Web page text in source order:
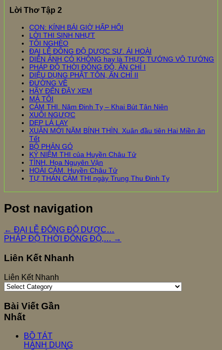
Lời Thơ Tập 2
CON: KÍNH BÁI GIỜ HẤP HỐI
LỜI THI SINH NHỰT
TÔI NGHÈO
ĐẠI LỄ ĐÔNG ĐỘ DƯỢC SƯ. ÁI HOÀI
DIỄN ẢNH CÓ KHÔNG hay là THỰC TƯỚNG VÔ TƯỚNG
PHÁP ĐỘ THỜI ĐÔNG ĐỘ, ẤN CHỈ I
DIỆU DỤNG PHẬT TÔN, ẤN CHỈ II
ĐƯỜNG VỀ
HÃY ĐẾN ĐÂY XEM
MÁ TÔI
CẢM THI. Năm Đinh Tỵ – Khai Bút Tân Niên
XUÔI NGƯỢC
DẸP LÁ LAY
XUÂN MỚI NĂM BÍNH THÌN. Xuân đầu tiên Hai Miền ăn
Tết
BỘ PHẢN GỎ
KỶ NIỆM THI của Huyền Châu Tử
TÌNH. Họa Nguyên Vận
HOÀI CẢM. Huyền Châu Tử
TỰ THÁN CẢM THI ngày Trung Thu Đinh Tỵ
Post navigation
← ĐẠI LỄ ĐÔNG ĐỘ DƯỢC…
PHÁP ĐỘ THỜI ĐÔNG ĐỘ,… →
Liên Kết Nhanh
Liên Kết Nhanh
Bài Viết Gần
Nhất
BỒ TÁT
HÀNH DỤNG